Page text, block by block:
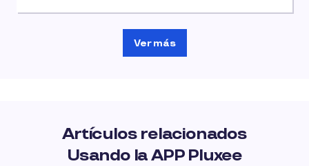
Ver más
Artículos relacionados
Usando la APP Pluxee